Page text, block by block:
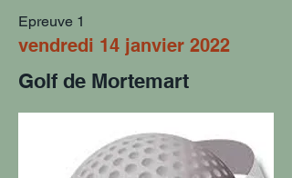
Epreuve 1
vendredi 14 janvier 2022
Golf de Mortemart